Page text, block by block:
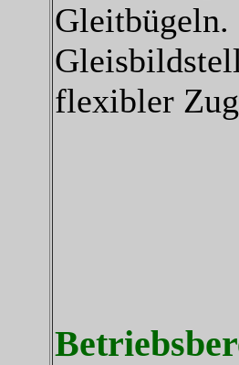
Gleitbügeln.
flexibler